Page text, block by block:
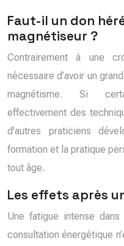
Faut-il un don
magnétiseur ?
Contrairement à une
nécessaire d’avoir un
magnétisme. Si
effectivement des
d’autres praticiens
formation et la pratique
tout âge.
Les effets après
Une fatigue intense
consultation énergétique